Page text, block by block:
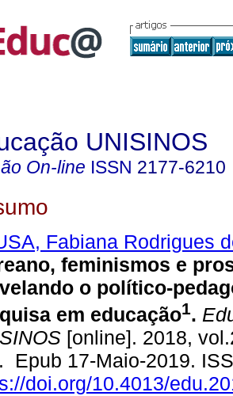
UNISINOS
On-line ISSN 2177-6210
Fabiana Rodrigues
feminismos e
o político-
em educação1.
[online]. 2018,
Epub 17-Maio-2019.
doi.org/10.4013/